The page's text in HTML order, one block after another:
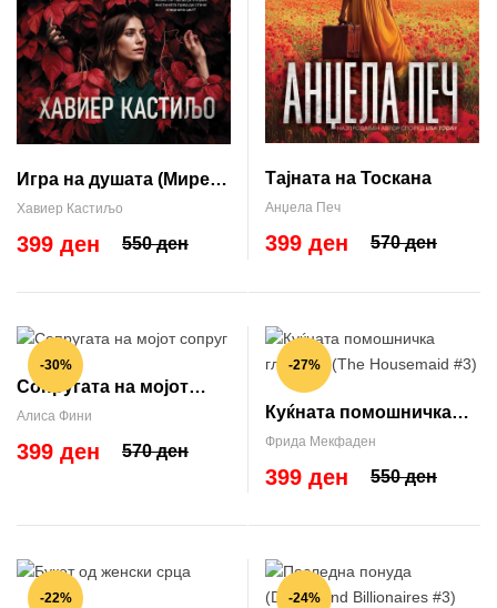
Игра на душата (Мирен
Тригс #2)
Хавиер Кастиљо
550 ден
399 ден
Тајната на Тоскана
Анџела Печ
570 ден
399 ден
-30%
Сопругата на мојот
сопруг
Алиса Фини
570 ден
399 ден
-27%
Куќната помошничка
гледа сè (The
Housemaid #3)
Фрида Мекфаден
550 ден
399 ден
-22% -24%